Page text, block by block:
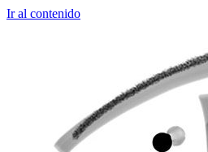
Ir al contenido